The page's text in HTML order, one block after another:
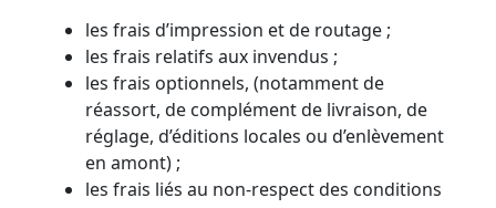
les frais d’impression et de routage ;
les frais relatifs aux invendus ;
les frais optionnels, (notamment de
réassort, de complément de livraison, de
réglage, d’éditions locales ou d’enlèvement
en amont) ;
les frais liés au non-respect des conditions